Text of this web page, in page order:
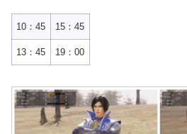
10：45 15：45
13：45 19：00